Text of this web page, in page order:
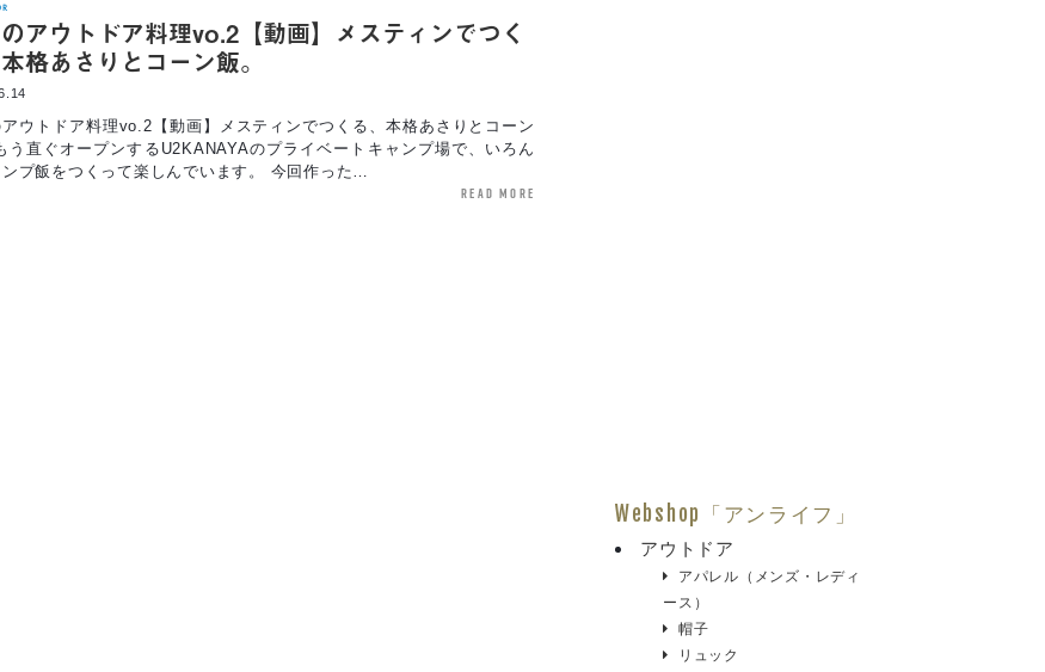
アウトドア料理vo.2【動画】メスティンでつく
格あさりとコーン飯。
ウトドア料理vo.2【動画】メスティンでつくる、本格あさりとコーン
う直ぐオープンするU2KANAYAのプライベートキャンプ場で、いろん
ンプ飯をつくって楽しんでいます。 今回作った…
read more
Webshop「アンライフ」
アウトドア
アパレル（メンズ・レディ
ース）
帽子
リュック